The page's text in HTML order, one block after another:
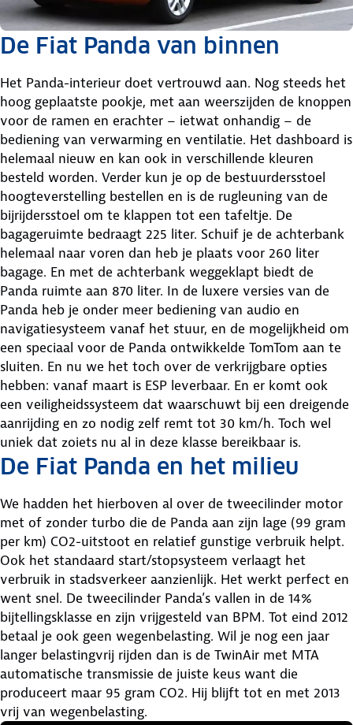
De Fiat Panda van binnen
Het Panda-interieur doet vertrouwd aan. Nog steeds het
hoog geplaatste pookje, met aan weerszijden de knoppen
voor de ramen en erachter – ietwat onhandig – de
bediening van verwarming en ventilatie. Het dashboard is
helemaal nieuw en kan ook in verschillende kleuren
besteld worden. Verder kun je op de bestuurdersstoel
hoogteverstelling bestellen en is de rugleuning van de
bijrijdersstoel om te klappen tot een tafeltje. De
bagageruimte bedraagt 225 liter. Schuif je de achterbank
helemaal naar voren dan heb je plaats voor 260 liter
bagage. En met de achterbank weggeklapt biedt de
Panda ruimte aan 870 liter. In de luxere versies van de
Panda heb je onder meer bediening van audio en
navigatiesysteem vanaf het stuur, en de mogelijkheid om
een speciaal voor de Panda ontwikkelde TomTom aan te
sluiten. En nu we het toch over de verkrijgbare opties
hebben: vanaf maart is ESP leverbaar. En er komt ook
een veiligheidssysteem dat waarschuwt bij een dreigende
aanrijding en zo nodig zelf remt tot 30 km/h. Toch wel
uniek dat zoiets nu al in deze klasse bereikbaar is.
De Fiat Panda en het milieu
We hadden het hierboven al over de tweecilinder motor
met of zonder turbo die de Panda aan zijn lage (99 gram
per km) CO2-uitstoot en relatief gunstige verbruik helpt.
Ook het standaard start/stopsysteem verlaagt het
verbruik in stadsverkeer aanzienlijk. Het werkt perfect en
went snel. De tweecilinder Panda’s vallen in de 14%
bijtellingsklasse en zijn vrijgesteld van BPM. Tot eind 2012
betaal je ook geen wegenbelasting. Wil je nog een jaar
langer belastingvrij rijden dan is de TwinAir met MTA
automatische transmissie de juiste keus want die
produceert maar 95 gram CO2. Hij blijft tot en met 2013
vrij van wegenbelasting.